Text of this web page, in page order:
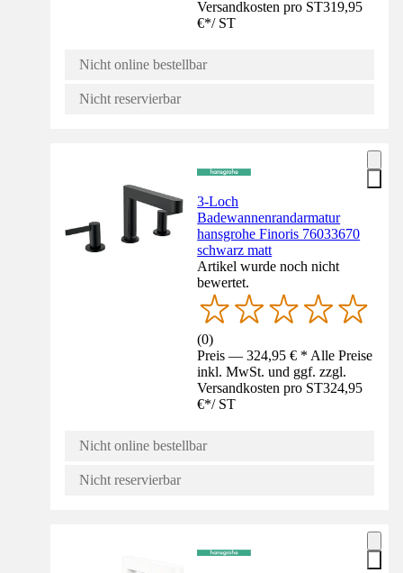
Versandkosten pro ST319,95
€*/ ST
Nicht online bestellbar
Nicht reservierbar
3-Loch
Badewannenrandarmatur
hansgrohe Finoris 76033670
schwarz matt
Artikel wurde noch nicht
bewertet.
(0)
Preis — 324,95 € * Alle Preise
inkl. MwSt. und ggf. zzgl.
Versandkosten pro ST324,95
€*/ ST
Nicht online bestellbar
Nicht reservierbar